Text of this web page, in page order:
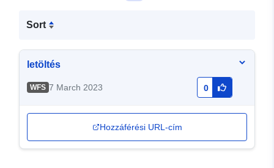
Sort
letöltés
WFS 7 March 2023 0
Hozzáférési URL-cím